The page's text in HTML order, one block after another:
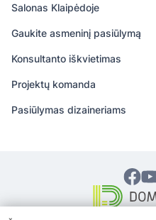
Salonas Klaipėdoje
Gaukite asmeninį pasiūlymą
Konsultanto iškvietimas
Projektų komanda
Pasiūlymas dizaineriams
© 2026 DOMUS